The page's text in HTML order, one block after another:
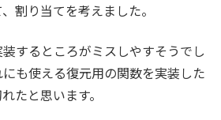
割り当てを考えました。
するところがミスしやすそうでし
も使える復元用の関数を実装した
たと思います。